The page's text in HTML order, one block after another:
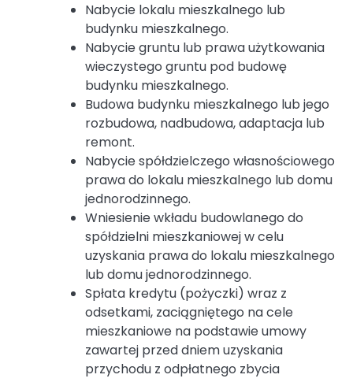
Nabycie lokalu mieszkalnego lub
budynku mieszkalnego.
Nabycie gruntu lub prawa użytkowania
wieczystego gruntu pod budowę
budynku mieszkalnego.
Budowa budynku mieszkalnego lub jego
rozbudowa, nadbudowa, adaptacja lub
remont.
Nabycie spółdzielczego własnościowego
prawa do lokalu mieszkalnego lub domu
jednorodzinnego.
Wniesienie wkładu budowlanego do
spółdzielni mieszkaniowej w celu
uzyskania prawa do lokalu mieszkalnego
lub domu jednorodzinnego.
Spłata kredytu (pożyczki) wraz z
odsetkami, zaciągniętego na cele
mieszkaniowe na podstawie umowy
zawartej przed dniem uzyskania
przychodu z odpłatnego zbycia